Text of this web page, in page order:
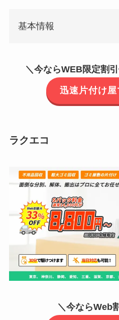
基本情報
＼今ならWEB限定割
迅速片付け屋
ラクエコ
＼今ならWeb